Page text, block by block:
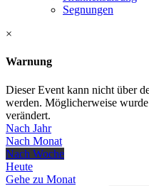
Segnungen
×
Warnung
Dieser Event kann nicht über
werden. Möglicherweise
verändert.
Nach Jahr
Nach Monat
Nach Woche
Heute
Gehe zu Monat